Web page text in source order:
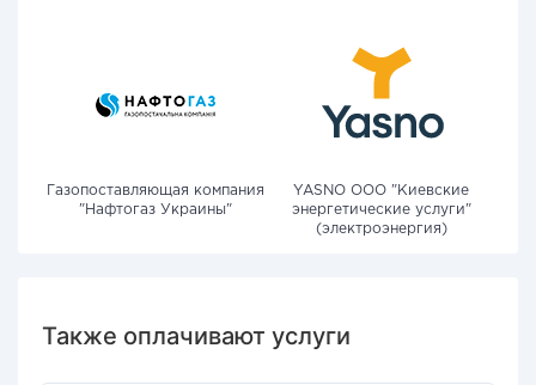
Газопоставляющая компания
"Нафтогаз Украины"
YASNO OOO "Киевские
энергетические услуги"
(электроэнергия)
Также оплачивают услуги